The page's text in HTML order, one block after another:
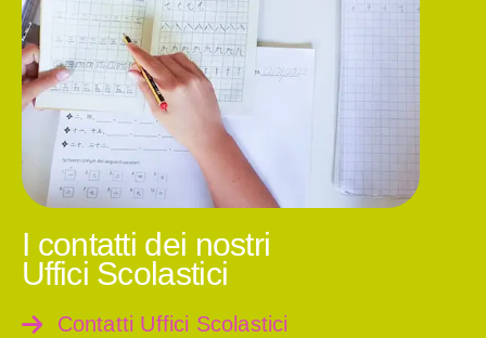
I contatti dei nostri
Uffici Scolastici
Contatti Uffici Scolastici